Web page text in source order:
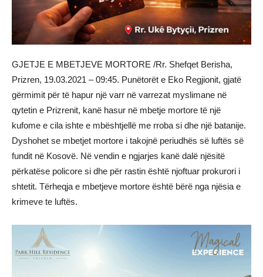
GJETJE E MBETJEVE MORTORE /Rr. Shefqet Berisha,
Prizren, 19.03.2021 – 09:45. Punëtorët e Eko Regjionit, gjatë
gërmimit për të hapur një varr në varrezat myslimane në
qytetin e Prizrenit, kanë hasur në mbetje mortore të një
kufome e cila ishte e mbështjellë me rroba si dhe një batanije.
Dyshohet se mbetjet mortore i takojnë periudhës së luftës së
fundit në Kosovë. Në vendin e ngjarjes kanë dalë njësitë
përkatëse policore si dhe për rastin është njoftuar prokurori i
shtetit. Tërheqja e mbetjeve mortore është bërë nga njësia e
krimeve te luftës.